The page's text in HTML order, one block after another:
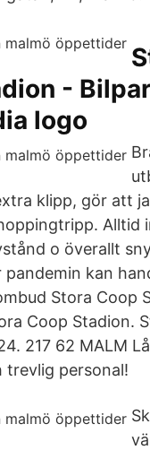
-
logo
klipp, gör att
Alltid
o överallt
pandemin kan
Stora Coop
Coop Stadion.
217 62 MALM
personal!